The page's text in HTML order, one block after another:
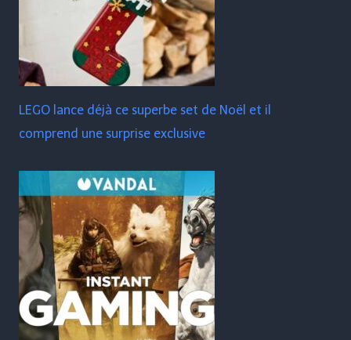
LEGO lance déjà ce superbe set de Noël et il
comprend une surprise exclusive